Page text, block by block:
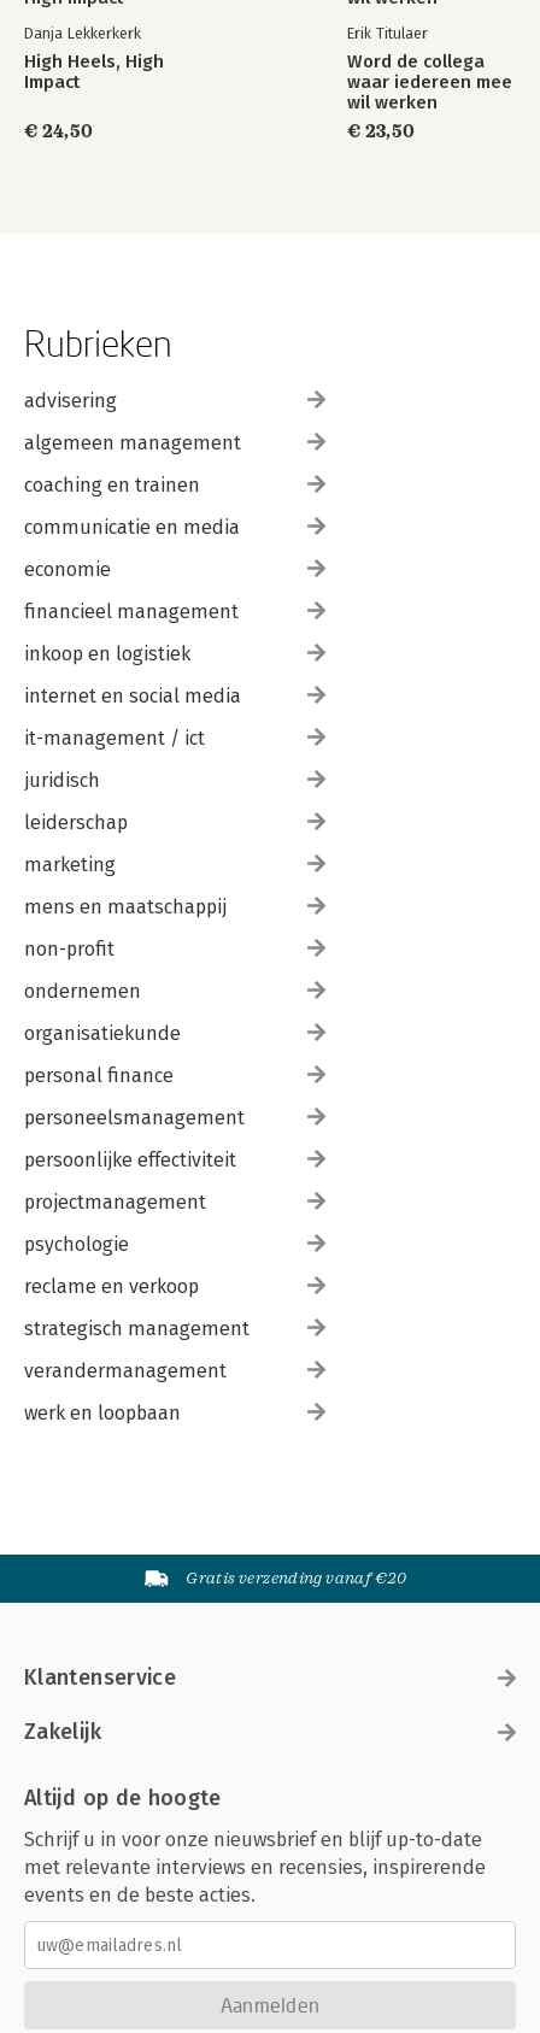
Danja Lekkerkerk
High Heels, High
Impact
€ 24,50
Erik Titulaer
Word de collega
waar iedereen mee
wil werken
€ 23,50
Rubrieken
advisering
algemeen management
coaching en trainen
communicatie en media
economie
financieel management
inkoop en logistiek
internet en social media
it-management / ict
juridisch
leiderschap
marketing
mens en maatschappij
non-profit
ondernemen
organisatiekunde
personal finance
personeelsmanagement
persoonlijke effectiviteit
projectmanagement
psychologie
reclame en verkoop
strategisch management
verandermanagement
werk en loopbaan
Gratis verzending vanaf €20
Klantenservice
Zakelijk
Altijd op de hoogte
Schrijf u in voor onze nieuwsbrief en blijf up-to-date
met relevante interviews en recensies, inspirerende
events en de beste acties.
Aanmelden